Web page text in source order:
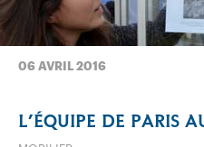
06 AVRIL 2016
L’ÉQUIPE DE PARIS